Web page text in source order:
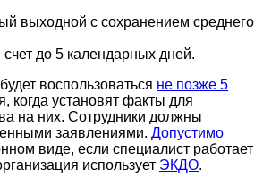
выходной с сохранением среднего
счет до 5 календарных дней.
воспользоваться не позже 5
когда установят факты для
на них. Сотрудники должны
заявлениями. Допустимо
виде, если специалист работает
использует ЭКДО.